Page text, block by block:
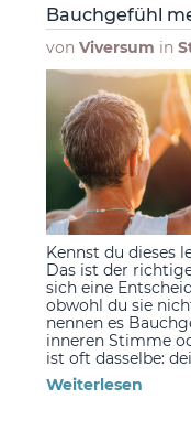
Bauchgefühl
von Viversum in
Kennst du dieses
Das ist der
sich eine
obwohl du sie
nennen es
inneren Stimme
ist oft dasselbe:
Weiterlesen